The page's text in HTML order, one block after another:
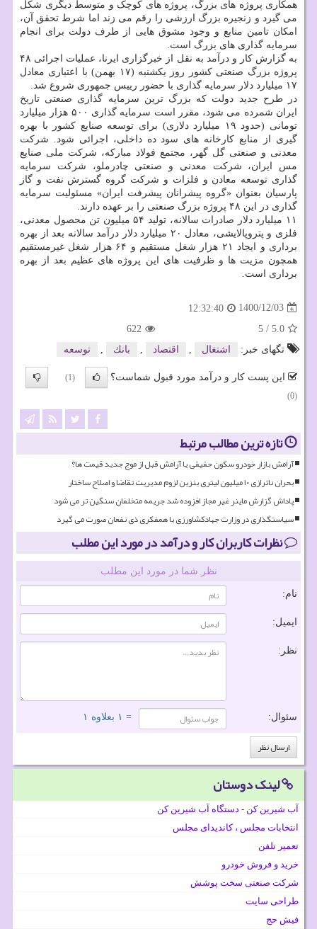
همکاری پروژه های بزرگ، پروژه های کوچک و متوسط دیگری شکل
می گیرد و زنجیره بزرگ ارزشی را رقم می زند اما شرط تحقق آن،
امکان تامین منابع و وجود مشوق هایی از طرف دولت برای انجام
سرمایه گذاری های بزرگ است.
به گزارش کار و درآمد به نقل از خبرگزاری ایرنا، عملیات اجرائی ۴۸
پروژه بزرگ صنعتی کشور روز یکشنبه (۱۷ بهمن) با اعتباری معادل
۱۷ میلیارد دلار سرمایه گذاری با حضور رییس جمهوری شروع شد.
در طرح جدید دولت که بزرگ ترین سرمایه گذاری صنعتی تاریخ
ایران شمرده می شود، مقرر است سرمایه گذاری ۵۰۰ هزار میلیارد
تومانی (حدود ۱۹ میلیارد دلاری) برای توسعه صنایع کشور با بهره
گیری از منابع کارخانه های سود ده داخلی، اجرائی شود. شرکت
معدنی و صنعتی گل گهر، مجتمع فولاد مبارکه، شرکت ملی صنایع
مس ایران، شرکت معدنی و صنعتی چادرملو، شرکت سرمایه
گذاری توسعه معادن و فلزات و شرکت گروه گسترش نفت و گاز
پارسیان بعنوان «گروه پیشرانان پیشرفت ایران» مسئولیت سرمایه
گذاری در این ۴۸ پروژه بزرگ صنعتی را بر عهده دارند.
۱۱ میلیارد دلار صادرات سالانه، تولید ۵۴ میلیون تن محصول معدنی،
فلزی و پتروپالایشی، معادل ۲۰ میلیارد دلار درآمد سالانه بعد از بهره
برداری و ایجاد ۲۱ هزار شغل مستقیم و ۶۴ هزار شغل غیرمستقیم
همچون مزیت ها و ظرفیت های این پروژه های عظیم بعد از بهره
برداری است.
1400/12/03
12:32:40
5.0
/
5
622
تگهای خبر:
اشتغال اقتصاد بانك توسعه
این پست کار و درآمد مورد قبول شماست؟
(1)
(0)
تازه ترین مطالب مرتبط
آرامش بازار خودرو سکون حقیقی یا آرامش قبل از موج جدید قیمت ها؟
بحران ناترازی ۱۰ میلیون لیتری بنزین لزوم مدیریت تقاضا و اصلاح ساختار
پاداش گزارش ماینر غیر مجاز افزوده شد جریمه متخلفان سنگین تر می شود
سیاستگذاری در وزارت جهادکشاورزی با همفکری ذی نفعان صورت می گیرد
نظرات کاربران کار و درآمد در مورد این مطلب
نظر شما در مورد این مطلب
نام:
ایمیل:
نظر:
سئوال: = ۱ بعلاوه ۱
لینک دوستان
آب شیرین کن - دستگاه آب شیرین کن
انتخابات مجلس ، کاندیدای مجلس
تعمیر تلفن
خرید و فروش خودرو
شرکت صنعتی سخت پوشش
طراحی سایت
فیش حج